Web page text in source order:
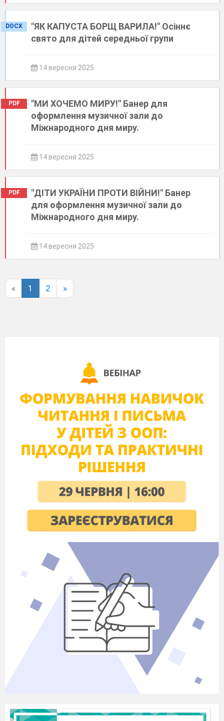
DOCX
"ЯК КАПУСТА БОРЩ ВАРИЛА!" Осіннє
свято для дітей середньої групи
14 вересня 2025
PDF
"МИ ХОЧЕМО МИРУ!" Банер для
оформлення музичної зали до
Міжнародного дня миру.
14 вересня 2025
PDF
"ДІТИ УКРАЇНИ ПРОТИ ВІЙНИ!" Банер
для оформлення музичної зали до
Міжнародного дня миру.
14 вересня 2025
« 1 2 »